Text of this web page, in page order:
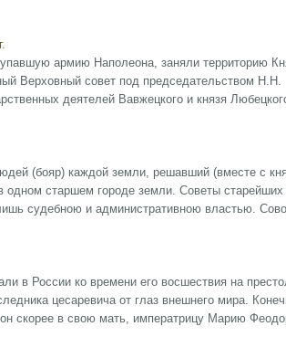
армию Наполеона, заняли территорию
Верховный совет под председательством Н.Н.
деятелей Вавжецкого и князя
(бояр) каждой земли, решавший (вместе с
одном старшем городе земли. Советы
судебною и административною властью.
в России ко времени его восшествия на
цесаревича от глаз внешнего мира.
скорее в свою мать, императрицу Марию